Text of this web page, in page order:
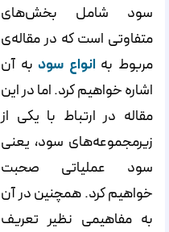
سود شامل بخش‌های
متفاوتی است که در مقاله‌ی
مربوط به انواع سود به آن
اشاره خواهیم کرد. اما در این
مقاله در ارتباط با یکی از
زیرمجموعه‌های سود، یعنی
سود عملیاتی صحبت
خواهیم کرد. همچنین در آن
به مفاهیمی نظیر تعریف